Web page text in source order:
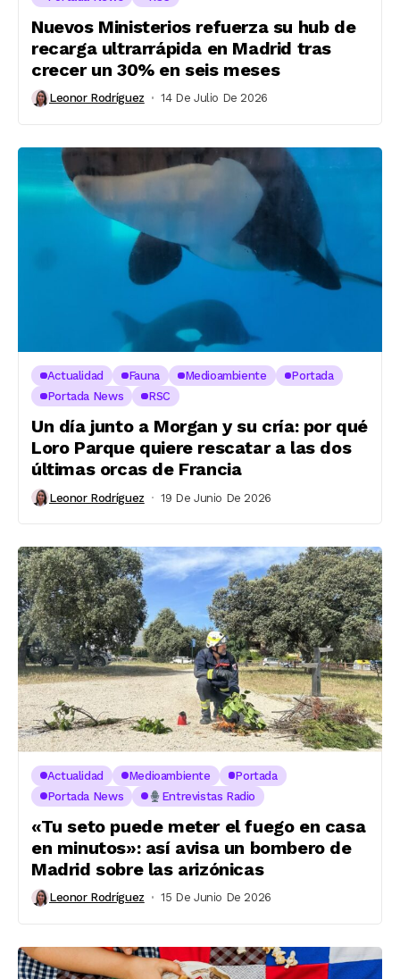
Nuevos Ministerios refuerza su hub de
recarga ultrarrápida en Madrid tras
crecer un 30% en seis meses
Leonor Rodríguez 14 De Julio De 2026
Actualidad Fauna Medioambiente
Portada
Portada News
RSC
Un día junto a Morgan y su cría: por qué
Loro Parque quiere rescatar a las dos
últimas orcas de Francia
Leonor Rodríguez 19 De Junio De 2026
Actualidad Medioambiente
Portada
Portada News
Entrevistas Radio
«Tu seto puede meter el fuego en casa
en minutos»: así avisa un bombero de
Madrid sobre las arizónicas
Leonor Rodríguez 15 De Junio De 2026